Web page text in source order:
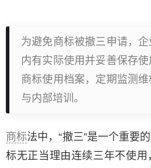
为避免商标被撤三申请，
内有实际使用并妥善保存
商标使用档案，定期监测
与内部培训。
商标法中，“撤三”是一个重要
标无正当理由连续三年不使用